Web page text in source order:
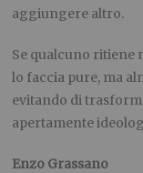
aggiungere altro.
Se qualcuno ritiene
lo faccia pure, ma
evitando di
apertamente
Enzo Grassano